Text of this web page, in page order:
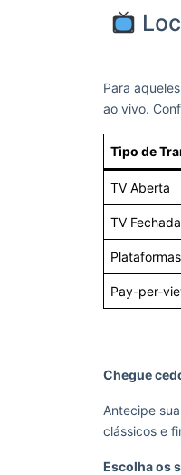
Para
ao vivo.
Tipo de
TV Aberta
TV Fechada
Pay-per-
Chegue
Antecipe
clássicos e
Escolha os